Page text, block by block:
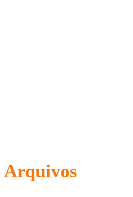
Arquivos